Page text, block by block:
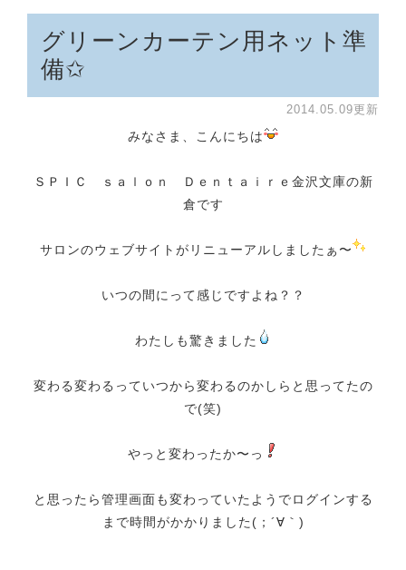
グリーンカーテン用ネット準
備✩
2014.05.09更新
みなさま、こんにちは
ＳＰＩＣ ｓａｌｏｎ Ｄｅｎｔａｉｒｅ金沢文庫の新
倉です
サロンのウェブサイトがリニューアルしましたぁ〜
いつの間にって感じですよね？？
わたしも驚きました
変わる変わるっていつから変わるのかしらと思ってたの
で(笑)
やっと変わったか〜っ
と思ったら管理画面も変わっていたようでログインする
まで時間がかかりました(；´∀｀)